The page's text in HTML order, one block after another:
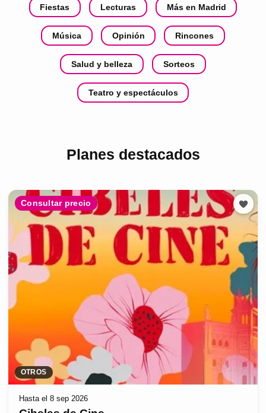
Fiestas Lecturas Más en Madrid
Música Opinión Rincones
Salud y belleza Sorteos
Teatro y espectáculos
Planes destacados
Consultar precio
OTROS
Hasta el 8 sep 2026